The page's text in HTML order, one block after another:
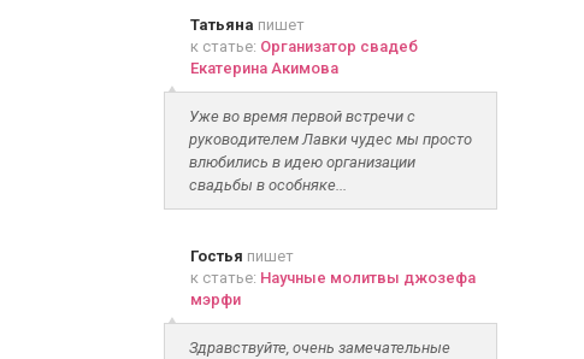
Татьяна пишет
к статье: Организатор свадеб
Екатерина Акимова
Уже во время первой встречи с
руководителем Лавки чудес мы просто
влюбились в идею организации
свадьбы в особняке...
Гостья пишет
к статье: Научные молитвы джозефа
мэрфи
Здравствуйте, очень замечательные